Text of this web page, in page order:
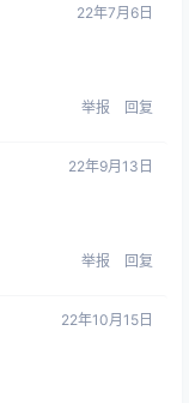
22年7月6日
举报 回复
22年9月13日
举报 回复
22年10月15日